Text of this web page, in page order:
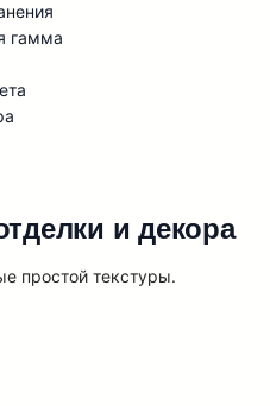
гамма
и декора
простой текстуры.